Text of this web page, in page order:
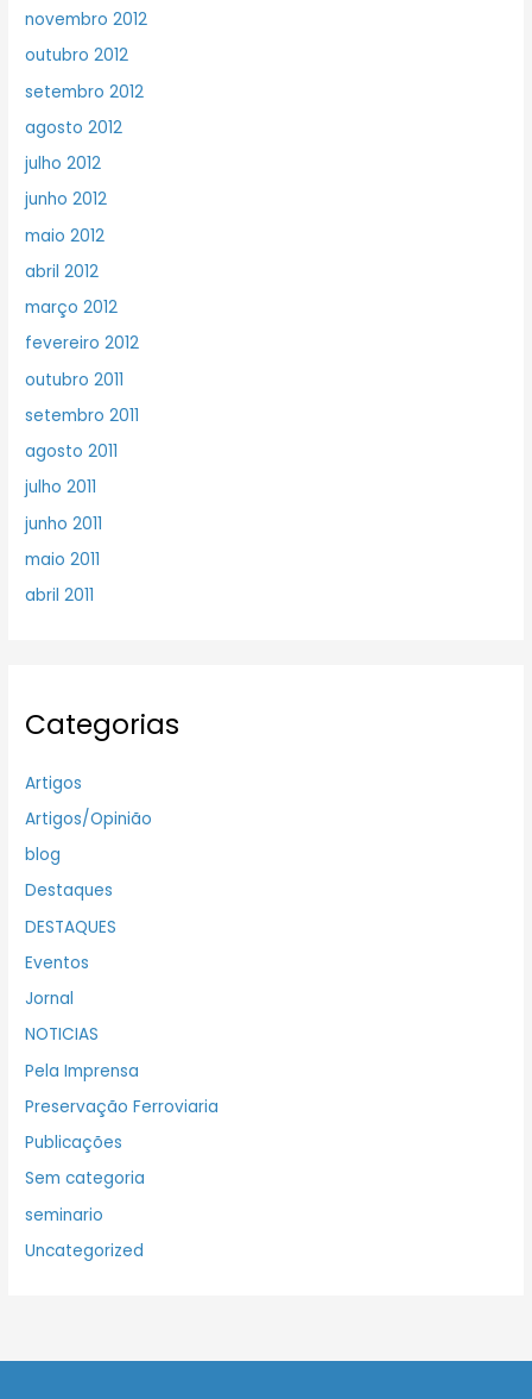
novembro 2012
outubro 2012
setembro 2012
agosto 2012
julho 2012
junho 2012
maio 2012
abril 2012
março 2012
fevereiro 2012
outubro 2011
setembro 2011
agosto 2011
julho 2011
junho 2011
maio 2011
abril 2011
Categorias
Artigos
Artigos/Opinião
blog
Destaques
DESTAQUES
Eventos
Jornal
NOTICIAS
Pela Imprensa
Preservação Ferroviaria
Publicações
Sem categoria
seminario
Uncategorized